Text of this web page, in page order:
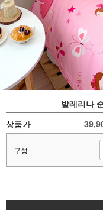
발레리나
상품가
구성